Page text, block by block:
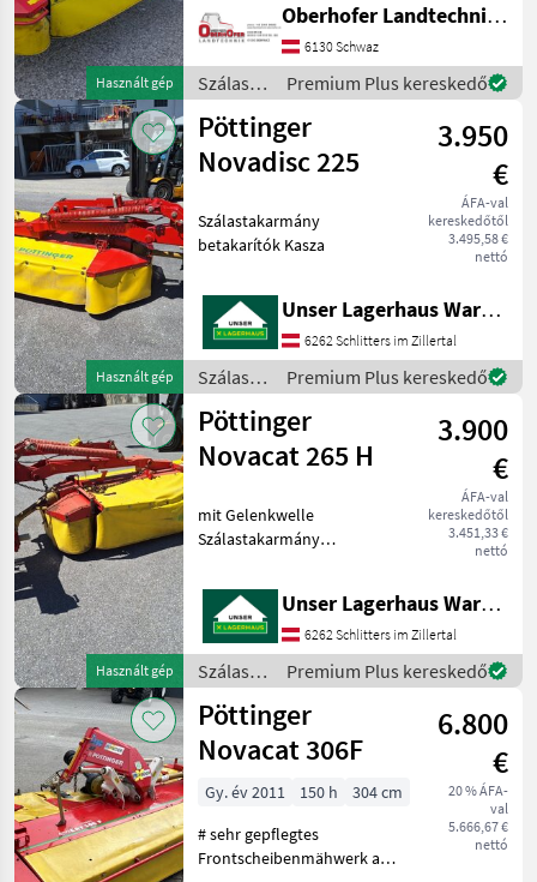
Használt gép
Schwadformbleche -
Breitverteiler - Hydraulische
Rückklappung sowie
seitliche Aufklappung
möglich
Oberhofer Landtechnik GmbH
6130 Schwaz
Szálastakarmány
betakarítók
/
Pöttinger
Premium Plus kereskedő
Használt gép
Pöttinger
Novadisc 225
3.950
€
ÁFA-val
kereskedőtől
3.495,58 €
nettó
Szálastakarmány
betakarítók Kasza
Unser Lagerhaus Warenhandelsges.m.b.H.
6262 Schlitters im Zillertal
Szálastakarmány
betakarítók
/
Pöttinger
Premium Plus kereskedő
Használt gép
Pöttinger
Novacat 265 H
3.900
€
ÁFA-val
kereskedőtől
3.451,33 €
nettó
mit Gelenkwelle
Szálastakarmány
Unser Lagerhaus Warenhandelsges.m.b.H.
6262 Schlitters im Zillertal
Szálastakarmány
betakarítók
/
Pöttinger
Premium Plus kereskedő
Pöttinger
Novacat 306F
6.800
€
20 % ÁFA-
val
5.666,67 €
nettó
Gy. év 2011 150 h
304 cm
# sehr gepflegtes
Frontscheibenmähwerk aus